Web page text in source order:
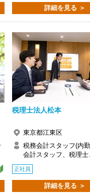
詳細を見る ＞
税理士法人松本
東京都江東区
税務会計スタッフ(内
会計スタッフ、税理
正社員
詳細を見る ＞